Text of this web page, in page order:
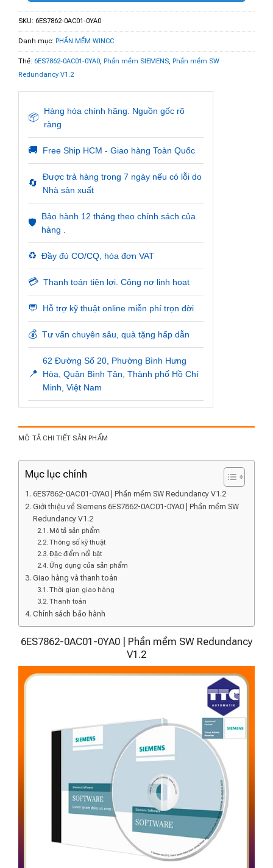
SKU: 6ES7862-0AC01-0YA0
Danh mục: PHẦN MỀM WINCC
Thẻ: 6ES7862-0AC01-0YA0, Phần mềm SIEMENS, Phần mềm SW
Redundancy V1.2
📦
Hàng hóa chính hãng. Nguồn gốc rõ
ràng
🚚 Free Ship HCM - Giao hàng Toàn Quốc
🔄
Được trả hàng trong 7 ngày nếu có lỗi do
Nhà sản xuất
🛡️
Bảo hành 12 tháng theo chính sách của
hàng .
♻️ Đầy đủ CO/CQ, hóa đơn VAT
💳 Thanh toán tiện lợi. Công nợ linh hoạt
💬 Hỗ trợ kỹ thuật online miễn phí trọn đời
💰 Tư vấn chuyên sâu, quà tặng hấp dẫn
📍
62 Đường Số 20, Phường Bình Hưng
Hòa, Quận Bình Tân, Thành phố Hồ Chí
Minh, Việt Nam
MÔ TẢ CHI TIẾT SẢN PHẨM
Mục lục chính
6ES7862-0AC01-0YA0 | Phần mềm SW Redundancy V1.2
Giới thiệu về Siemens 6ES7862-0AC01-0YA0 | Phần mềm SW
Redundancy V1.2
Mô tả sản phẩm
Thông số kỹ thuật
Đặc điểm nổi bật
Ứng dụng của sản phẩm
Giao hàng và thanh toán
Thời gian giao hàng
Thanh toán
Chính sách bảo hành
6ES7862-0AC01-0YA0 | Phần mềm SW Redundancy
V1.2